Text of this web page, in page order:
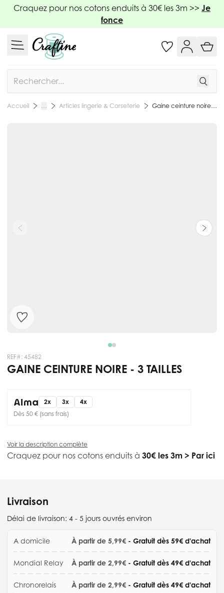
Allez au contenu
Craquez pour nos cotons enduits à 30€ les 3m >> Je
fonce
Accueil … Articles lingerie & Corseterie Gaine ceinture noire - 3 Tailles
REF#: 45482
GAINE CEINTURE NOIRE - 3 TAILLES
2x 3x
4x
Dès 50 € (sans frais)
Voir la description complète
Craquez pour nos cotons enduits à 30€ les 3m > Par ici
Livraison
Délai de livraison: 4 - 5 jours ouvrés environ
A domicile À partir de 5,99€ - Gratuit dès 59€ d'achat
Mondial Relay À partir de 2,99€ - Gratuit dès 49€ d'achat
Chronorelais À partir de 2,99€ - Gratuit dès 49€ d'achat